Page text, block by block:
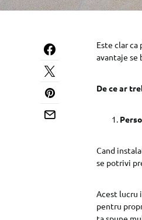
Este clar
avantaje se
De ce ar
Cand
se potrivi
Acest lucru
pentru